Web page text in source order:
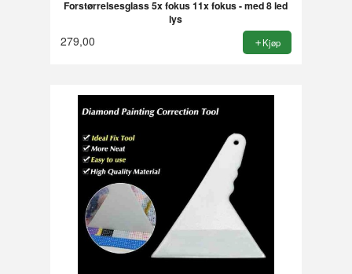
Forstørrelsesglass 5x fokus 11x fokus - med 8 led
lys
279,00 Kjøp